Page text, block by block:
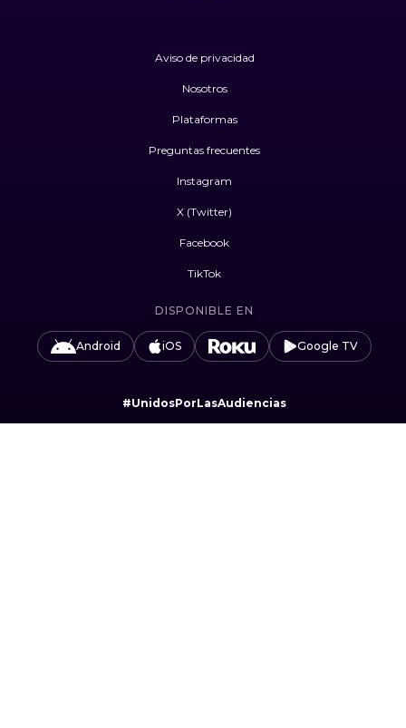
Aviso de privacidad
Nosotros
Plataformas
Preguntas frecuentes
Instagram
X (Twitter)
Facebook
TikTok
DISPONIBLE EN
Android iOS Google TV
#UnidosPorLasAudiencias